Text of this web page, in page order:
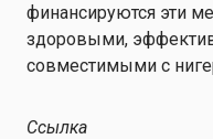
финансируются эти
здоровыми,
совместимыми с
Ссылка